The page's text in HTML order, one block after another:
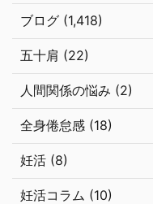
ブログ (1,418)
五十肩 (22)
人間関係の悩み (2)
全身倦怠感 (18)
妊活 (8)
妊活コラム (10)